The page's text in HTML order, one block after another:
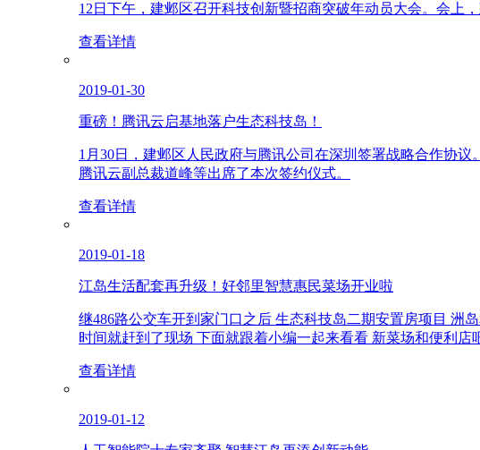
12日下午，建邺区召开科技创新暨招商突破年动员大会。会上
查看详情
2019-01-30
重磅！腾讯云启基地落户生态科技岛！
1月30日，建邺区人民政府与腾讯公司在深圳签署战略合作协
腾讯云副总裁道峰等出席了本次签约仪式。
查看详情
2019-01-18
江岛生活配套再升级！好邻里智慧惠民菜场开业啦
继486路公交车开到家门口之后 生态科技岛二期安置房项目 洲
时间就赶到了现场 下面就跟着小编一起来看看 新菜场和便利店
查看详情
2019-01-12